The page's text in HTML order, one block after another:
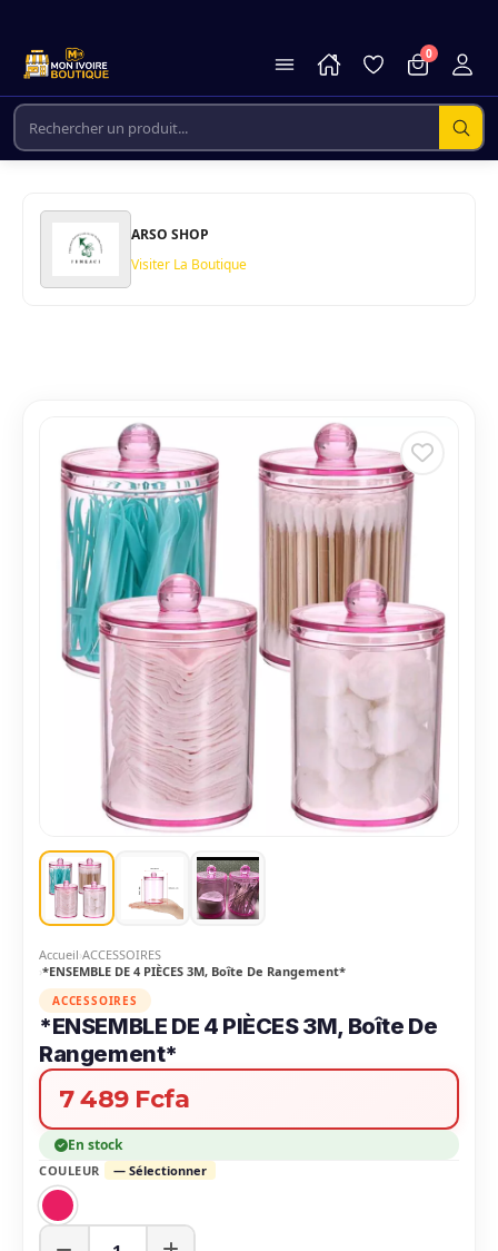
0
ARSO SHOP
Visiter La Boutique
Accueil ACCESSOIRES
*ENSEMBLE DE 4 PIÈCES 3M, Boîte De Rangement*
ACCESSOIRES
*ENSEMBLE DE 4 PIÈCES 3M, Boîte De
Rangement*
7 489 Fcfa
En stock
COULEUR — Sélectionner